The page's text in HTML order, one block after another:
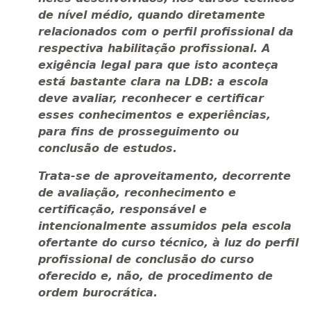
de nível médio, quando diretamente
relacionados com o perfil profissional da
respectiva habilitação profissional. A
exigência legal para que isto aconteça
está bastante clara na LDB: a escola
deve avaliar, reconhecer e certificar
esses conhecimentos e experiências,
para fins de prosseguimento ou
conclusão de estudos.
Trata-se de aproveitamento, decorrente
de avaliação, reconhecimento e
certificação, responsável e
intencionalmente assumidos pela escola
ofertante do curso técnico, à luz do perfil
profissional de conclusão do curso
oferecido e, não, de procedimento de
ordem burocrática.